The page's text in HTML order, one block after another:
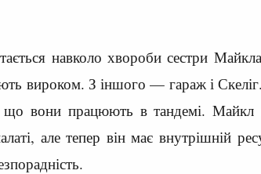
навколо хвороби сестри
вироком. З іншого — гараж і
вони працюють в тандемі. Майкл
але тепер він має внутрішній